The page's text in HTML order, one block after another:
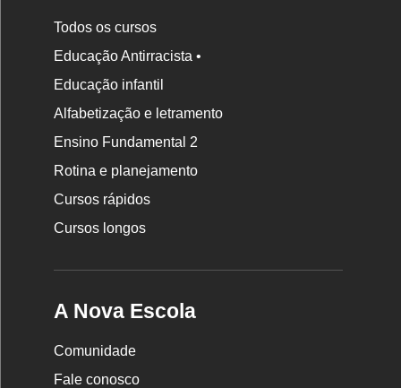
Todos os cursos
Educação Antirracista •
Educação infantil
Alfabetização e letramento
Ensino Fundamental 2
Rotina e planejamento
Cursos rápidos
Cursos longos
A Nova Escola
Comunidade
Fale conosco